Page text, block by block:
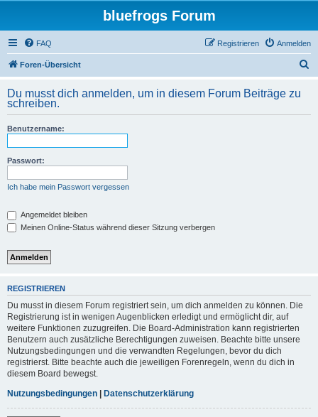
bluefrogs Forum
FAQ Anmelden
Registrieren
Foren-Übersicht
h
Du musst dich anmelden, um in diesem Forum Beiträge zu
schreiben.
Benutzername:
Passwort:
Ich habe mein Passwort vergessen
Angemeldet bleiben
Meinen Online-Status während dieser Sitzung verbergen
REGISTRIEREN
Du musst in diesem Forum registriert sein, um dich anmelden zu können. Die
Registrierung ist in wenigen Augenblicken erledigt und ermöglicht dir, auf
weitere Funktionen zuzugreifen. Die Board-Administration kann registrierten
Benutzern auch zusätzliche Berechtigungen zuweisen. Beachte bitte unsere
Nutzungsbedingungen und die verwandten Regelungen, bevor du dich
registrierst. Bitte beachte auch die jeweiligen Forenregeln, wenn du dich in
diesem Board bewegst.
Nutzungsbedingungen | Datenschutzerklärung